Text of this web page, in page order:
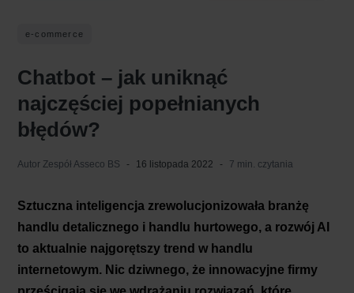
e-commerce
Chatbot – jak uniknąć
najczęściej popełnianych
błędów?
Autor Zespół Asseco BS 16 listopada 2022 7 min. czytania
Sztuczna inteligencja zrewolucjonizowała branżę
handlu detalicznego i handlu hurtowego, a rozwój AI
to aktualnie najgorętszy trend w handlu
internetowym. Nic dziwnego, że innowacyjne firmy